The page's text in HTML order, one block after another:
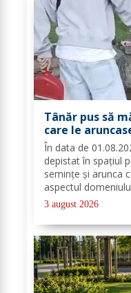
Tânăr pus să
care le
Locală
comun
fiecare dintre
În data de
depistat în spațiul
semințe și arunca
aspectul
prioritatea Poliției
spiritului civic,
3 august 2026